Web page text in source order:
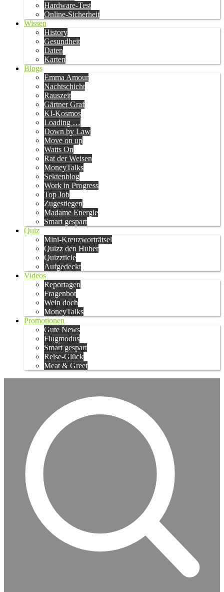
Hardware-Test
Online-Sicherheit
Wissen
History
Gesundheit
Daten
Karten
Blogs
Emma Amour
Nachtschicht
Rauszeit
Gärtner Graf
KI-Kosmos
Loading …
Down by Law
Move on up
Watts On
Rat der Weisen
MoneyTalks
Sektenblog
Work in Progress
Top Job
Zugestiegen
Madame Energie
Smart gespart
Quiz
Mini-Kreuzworträtsel
Quizz den Huber
Quizzticle
Aufgedeckt
Videos
Reportagen
Fragenbot
Wein doch
MoneyTalks
Promotionen
Gute News
Flugmodus
Smart gespart
Reise-Glück
Meat & Greet